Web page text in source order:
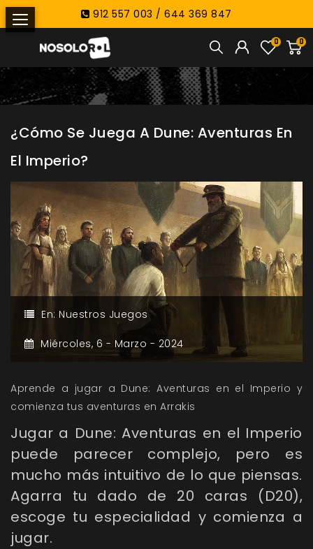
912 557 003 / 644 369 847
0
0
¿Cómo Se Juega A Dune: Aventuras En
El Imperio?
En: Nuestros Juegos
Miércoles, 6 - Marzo - 2024
Aprende a jugar a Dune: Aventuras en el Imperio y
comienza tus aventuras en Arrakis
Jugar a Dune: Aventuras en el Imperio
puede parecer complejo, pero es
mucho más intuitivo de lo que piensas.
Agarra tu dado de 20 caras (D20),
escoge tu especialidad y comienza a
jugar.